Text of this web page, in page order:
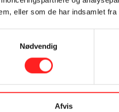
eller som de har indsamlet
Nødvendig
Afvis
Tunisia
over hele Danmark engageres i en
sammen med indikatorer og
skabes et materiale med korte
løsning. De 15 grupper der
og fremlægge foran et